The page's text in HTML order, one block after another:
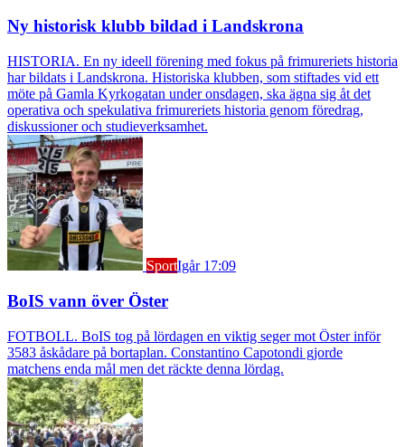
Ny historisk klubb bildad i Landskrona
HISTORIA. En ny ideell förening med fokus på frimureriets historia
har bildats i Landskrona. Historiska klubben, som stiftades vid ett
möte på Gamla Kyrkogatan under onsdagen, ska ägna sig åt det
operativa och spekulativa frimureriets historia genom föredrag,
diskussioner och studieverksamhet.
SportIgår 17:09
BoIS vann över Öster
FOTBOLL. BoIS tog på lördagen en viktig seger mot Öster inför
3583 åskådare på bortaplan. Constantino Capotondi gjorde
matchens enda mål men det räckte denna lördag.